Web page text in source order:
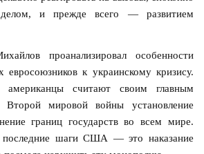
делом, и прежде всего — развитием
проанализировал особенности
к украинскому кризису.
считают своим главным
Второй мировой войны установление
границ государств во всем мире.
последние шаги США — это наказание